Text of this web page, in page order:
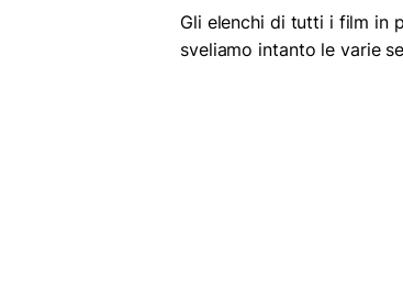
Gli elenchi di tutti i film in
sveliamo intanto le varie